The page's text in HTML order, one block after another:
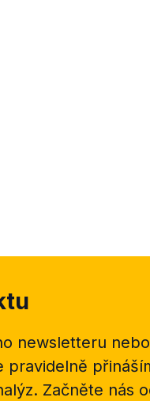
newsletteru nebo
pravidelně
Začněte nás